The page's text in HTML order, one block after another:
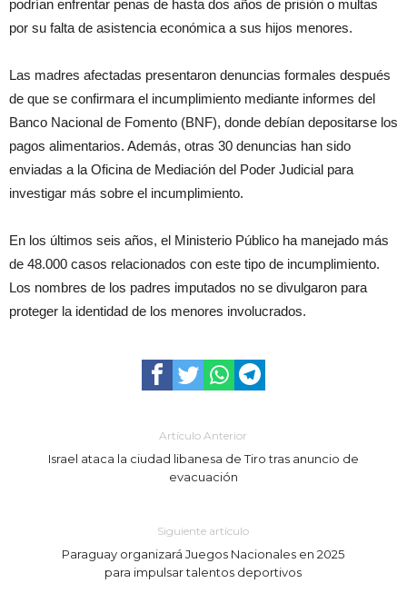
podrían enfrentar penas de hasta dos años de prisión o multas
por su falta de asistencia económica a sus hijos menores.
Las madres afectadas presentaron denuncias formales después
de que se confirmara el incumplimiento mediante informes del
Banco Nacional de Fomento (BNF), donde debían depositarse los
pagos alimentarios. Además, otras 30 denuncias han sido
enviadas a la Oficina de Mediación del Poder Judicial para
investigar más sobre el incumplimiento.
En los últimos seis años, el Ministerio Público ha manejado más
de 48.000 casos relacionados con este tipo de incumplimiento.
Los nombres de los padres imputados no se divulgaron para
proteger la identidad de los menores involucrados.
Artículo Anterior
Israel ataca la ciudad libanesa de Tiro tras anuncio de
evacuación
Siguiente artículo
Paraguay organizará Juegos Nacionales en 2025
para impulsar talentos deportivos